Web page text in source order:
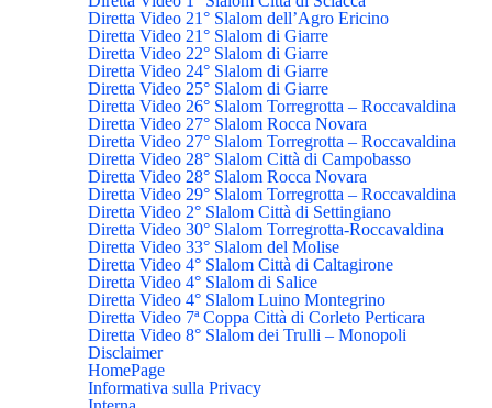
Diretta Video 21° Slalom dell’Agro Ericino
Diretta Video 21° Slalom di Giarre
Diretta Video 22° Slalom di Giarre
Diretta Video 24° Slalom di Giarre
Diretta Video 25° Slalom di Giarre
Diretta Video 26° Slalom Torregrotta – Roccavaldina
Diretta Video 27° Slalom Rocca Novara
Diretta Video 27° Slalom Torregrotta – Roccavaldina
Diretta Video 28° Slalom Città di Campobasso
Diretta Video 28° Slalom Rocca Novara
Diretta Video 29° Slalom Torregrotta – Roccavaldina
Diretta Video 2° Slalom Città di Settingiano
Diretta Video 30° Slalom Torregrotta-Roccavaldina
Diretta Video 33° Slalom del Molise
Diretta Video 4° Slalom Città di Caltagirone
Diretta Video 4° Slalom di Salice
Diretta Video 4° Slalom Luino Montegrino
Diretta Video 7ª Coppa Città di Corleto Perticara
Diretta Video 8° Slalom dei Trulli – Monopoli
Disclaimer
HomePage
Informativa sulla Privacy